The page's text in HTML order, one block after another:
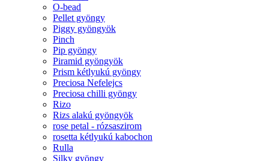
O-bead
Pellet gyöngy
Piggy gyöngyök
Pinch
Pip gyöngy
Piramid gyöngyök
Prism kétlyukú gyöngy
Preciosa Nefelejcs
Preciosa chilli gyöngy
Rizo
Rizs alakú gyöngyök
rose petal - rózsaszirom
rosetta kétlyukú kabochon
Rulla
Silky gyöngy